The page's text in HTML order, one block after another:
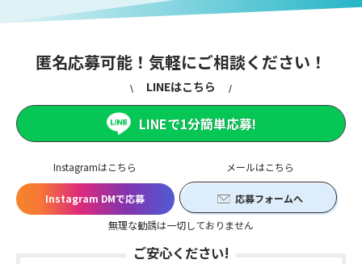
匿名応募可能！気軽にご相談ください！
Instagramはこちら
Instagram DMで応募
メールはこちら
応募フォームへ
無理な勧誘は一切しておりません
LINEはこちら
LINEで1分簡単応募!
ご安心ください!